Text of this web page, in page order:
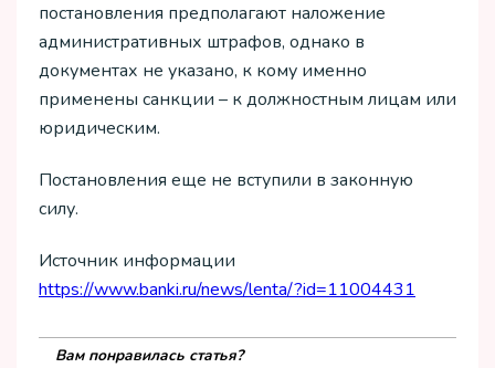
постановления предполагают наложение
административных штрафов, однако в
документах не указано, к кому именно
применены санкции – к должностным лицам или
юридическим.
Постановления еще не вступили в законную
силу.
Источник информации
https://www.banki.ru/news/lenta/?id=11004431
Вам понравилась статья?